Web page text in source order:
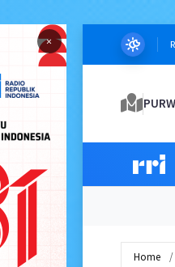
×
Home